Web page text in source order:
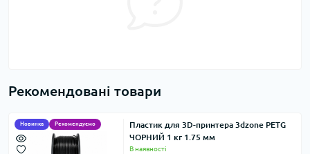
Рекомендовані товари
Новинка Рекомендуємо
Пластик для 3D-принтера 3dzone PETG
ЧОРНИЙ 1 кг 1.75 мм
В наявності